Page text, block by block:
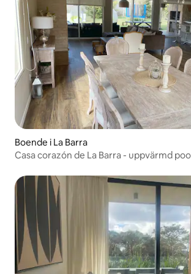
Boende i La Barra
Casa corazón de La Barra - uppvärmd